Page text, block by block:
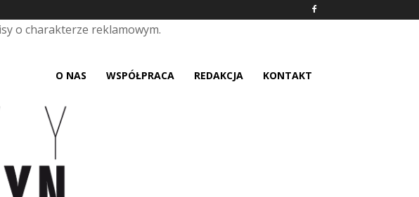
o charakterze reklamowym.
O NAS WSPÓŁPRACA REDAKCJA KONTAKT